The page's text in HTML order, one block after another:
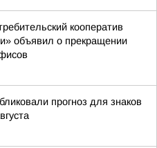
кооператив
объявил о прекращении
прогноз для знаков